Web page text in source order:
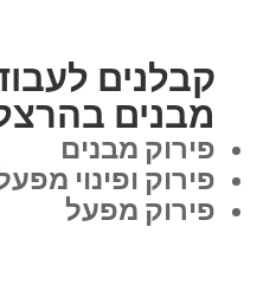
קבלנים
מבנים
פירוק מבנים
פירוק ופינוי
פירוק מפעל